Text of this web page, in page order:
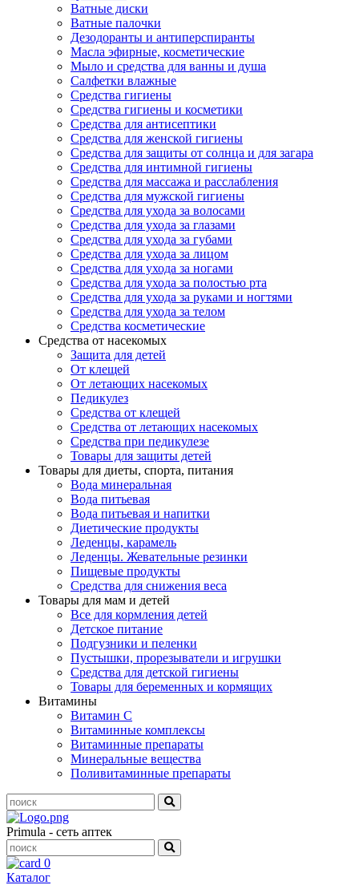
Ватные диски
Ватные палочки
Дезодоранты и антиперспиранты
Масла эфирные, косметические
Мыло и средства для ванны и душа
Салфетки влажные
Средства гигиены
Средства гигиены и косметики
Средства для антисептики
Средства для женской гигиены
Средства для защиты от солнца и для загара
Средства для интимной гигиены
Средства для массажа и расслабления
Средства для мужской гигиены
Средства для ухода за волосами
Средства для ухода за глазами
Средства для ухода за губами
Средства для ухода за лицом
Средства для ухода за ногами
Средства для ухода за полостью рта
Средства для ухода за руками и ногтями
Средства для ухода за телом
Средства косметические
Средства от насекомых
Защита для детей
От клещей
От летающих насекомых
Педикулез
Средства от клещей
Средства от летающих насекомых
Средства при педикулезе
Товары для защиты детей
Товары для диеты, спорта, питания
Вода минеральная
Вода питьевая
Вода питьевая и напитки
Диетические продукты
Леденцы, карамель
Леденцы. Жевательные резинки
Пищевые продукты
Средства для снижения веса
Товары для мам и детей
Все для кормления детей
Детское питание
Подгузники и пеленки
Пустышки, прорезыватели и игрушки
Средства для детской гигиены
Товары для беременных и кормящих
Витамины
Витамин С
Витаминные комплексы
Витаминные препараты
Минеральные вещества
Поливитаминные препараты
Primula - сеть аптек
0
Каталог